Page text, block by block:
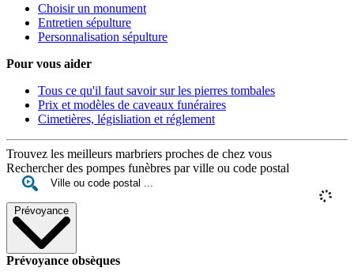
Choisir un monument
Entretien sépulture
Personnalisation sépulture
Pour vous aider
Tous ce qu'il faut savoir sur les pierres tombales
Prix et modèles de caveaux funéraires
Cimetières, législiation et réglement
Trouvez les meilleurs marbriers proches de chez vous
Rechercher des pompes funèbres par ville ou code postal
Prévoyance
Prévoyance obsèques